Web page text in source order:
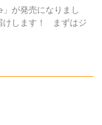
が発売になりまし
けします！ まずはジ